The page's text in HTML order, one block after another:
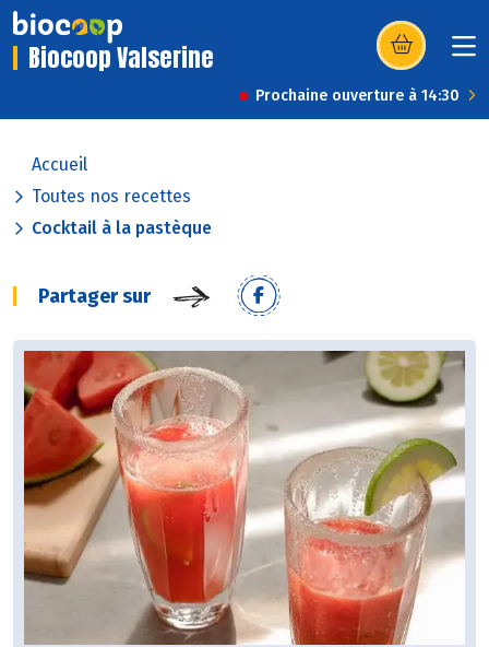
Biocoop Valserine (s’ouvre dans
Prochaine ouverture à 14:30
Accueil
Toutes nos recettes
Cocktail à la pastèque
Partager sur